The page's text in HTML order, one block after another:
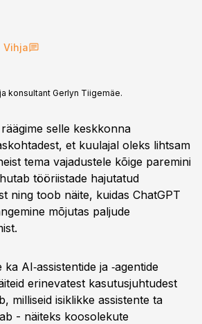
Vihja
konsultant Gerlyn Tiigemäe.
selle keskkonna
et kuulajal oleks lihtsam
tema vajadustele kõige paremini
tööriistade hajutatud
ning toob näite, kuidas ChatGPT
mõjutas paljude
AI‑assistentide ja ‑agentide
erinevatest kasutusjuhtudest
milliseid isiklikke assistente ta
- näiteks koosolekute